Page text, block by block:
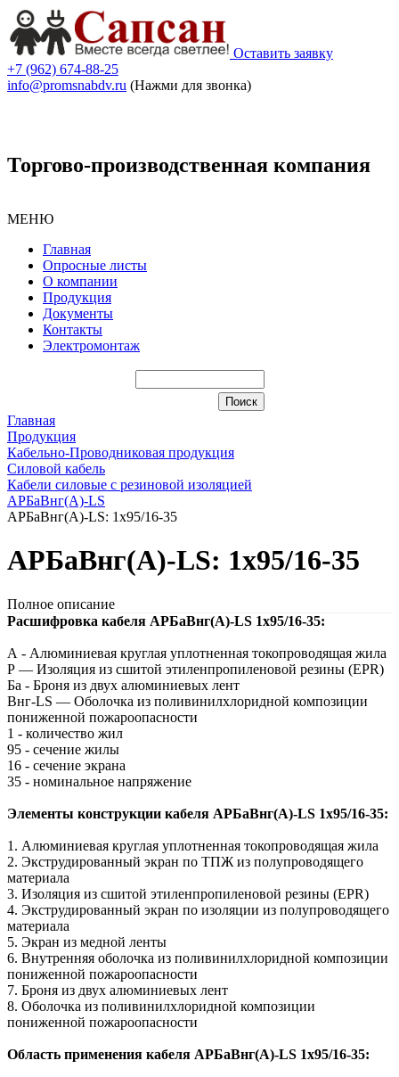
Оставить заявку
+7 (962) 674-88-25
info@promsnabdv.ru (Нажми для звонка)
Торгово-производственная компания
МЕНЮ
Главная
Опросные листы
О компании
Продукция
Документы
Контакты
Электромонтаж
Главная
Продукция
Кабельно-Проводниковая продукция
Силовой кабель
Кабели силовые с резиновой изоляцией
АРБаВнг(A)-LS
АРБаВнг(A)-LS: 1х95/16-35
АРБаВнг(A)-LS: 1х95/16-35
Полное описание
Расшифровка кабеля АРБаВнг(A)-LS 1х95/16-35:
А - Алюминиевая круглая уплотненная токопроводящая жила
Р — Изоляция из сшитой этиленпропиленовой резины (EPR)
Ба - Броня из двух алюминиевых лент
Внг-LS — Оболочка из поливинилхлоридной композиции
пониженной пожароопасности
1 - количество жил
95 - сечение жилы
16 - сечение экрана
35 - номинальное напряжение
Элементы конструкции кабеля АРБаВнг(A)-LS 1х95/16-35:
1. Алюминиевая круглая уплотненная токопроводящая жила
2. Экструдированный экран по ТПЖ из полупроводящего
материала
3. Изоляция из сшитой этиленпропиленовой резины (EPR)
4. Экструдированный экран по изоляции из полупроводящего
материала
5. Экран из медной ленты
6. Внутренняя оболочка из поливинилхлоридной композиции
пониженной пожароопасности
7. Броня из двух алюминиевых лент
8. Оболочка из поливинилхлоридной композиции
пониженной пожароопасности
Область применения кабеля АРБаВнг(A)-LS 1х95/16-35: